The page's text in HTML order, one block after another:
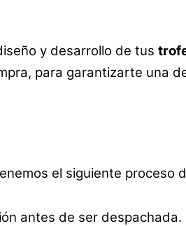
y desarrollo de tus
para garantizarte una
el siguiente proceso
antes de ser despachada.